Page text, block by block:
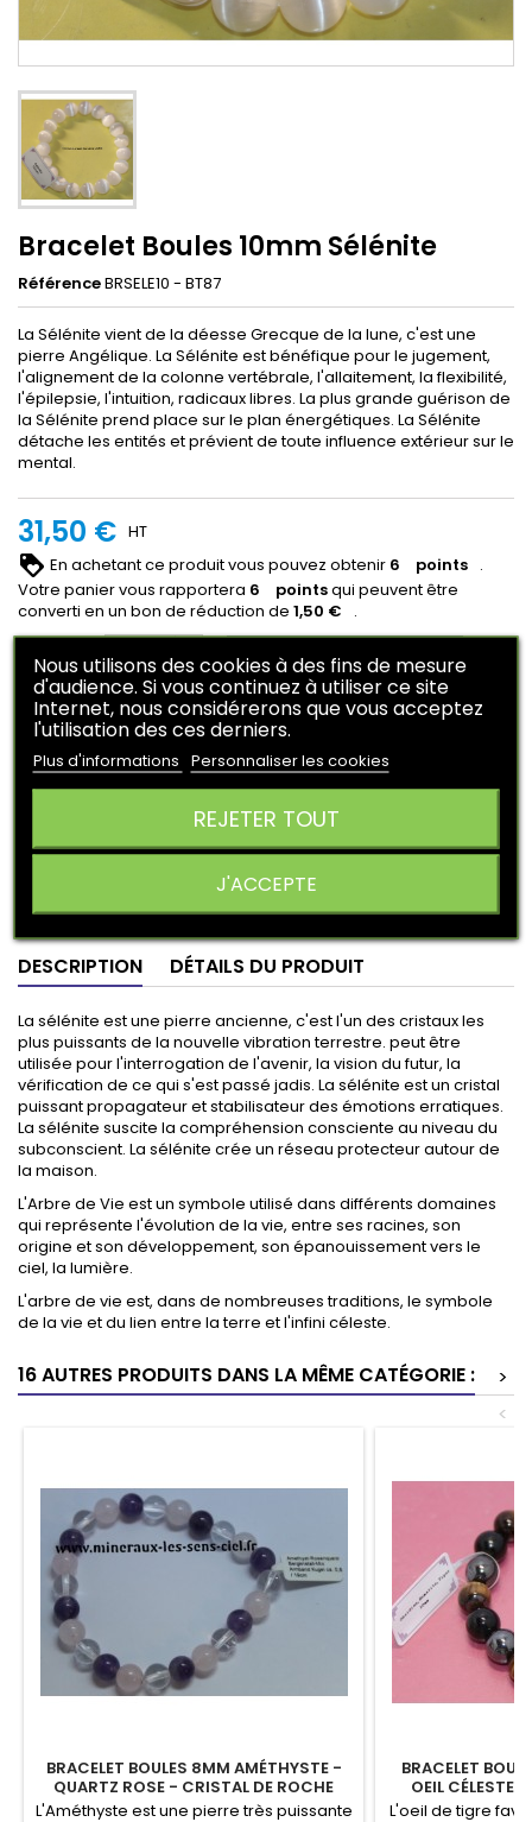
Bracelet Boules 10mm Sélénite
RéférenceBRSELE10 - BT87
La Sélénite vient de la déesse Grecque de la lune, c'est une
pierre Angélique. La Sélénite est bénéfique pour le jugement,
l'alignement de la colonne vertébrale, l'allaitement, la flexibilité,
l'épilepsie, l'intuition, radicaux libres. La plus grande guérison de
la Sélénite prend place sur le plan énergétiques. La Sélénite
détache les entités et prévient de toute influence extérieur sur le
mental.
31,50 € HT
En achetant ce produit vous pouvez obtenir 6 points .
Votre panier vous rapportera 6 pointsqui peuvent être
converti en un bon de réduction de 1,50 € .
Quantité  Ajouter au panier
Rupture de stock
mail pour me prévenir lorsque le produit sera à nouveau
disponible »
DESCRIPTION DÉTAILS DU PRODUIT
La sélénite est une pierre ancienne, c'est l'un des cristaux les
plus puissants de la nouvelle vibration terrestre. peut être
utilisée pour l'interrogation de l'avenir, la vision du futur, la
vérification de ce qui s'est passé jadis. La sélénite est un cristal
puissant propagateur et stabilisateur des émotions erratiques.
La sélénite suscite la compréhension consciente au niveau du
subconscient. La sélénite crée un réseau protecteur autour de
la maison.
L'Arbre de Vie est un symbole utilisé dans différents domaines
qui représente l'évolution de la vie, entre ses racines, son
origine et son développement, son épanouissement vers le
ciel, la lumière.
L'arbre de vie est, dans de nombreuses traditions, le symbole
de la vie et du lien entre la terre et l'infini céleste.
16 AUTRES PRODUITS DANS LA MÊME CATÉGORIE :
>
<
BRACELET BOULES 8MM AMÉTHYSTE -
QUARTZ ROSE - CRISTAL DE ROCHE
L'Améthyste est une pierre très puissante
BRACELET
OEIL CÉLESTE
L'oeil de tigre
Nous utilisons des cookies à des fins de mesure
d'audience. Si vous continuez à utiliser ce site
Internet, nous considérerons que vous acceptez
l'utilisation des ces derniers.
Plus d'informations Personnaliser les cookies
REJETER TOUT
J'ACCEPTE